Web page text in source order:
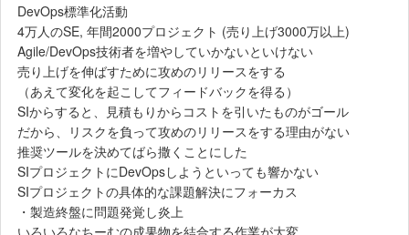
DevOps標準化活動
4万人のSE, 年間2000プロジェクト (売り上げ3000万以上)
Agile/DevOps技術者を増やしていかないといけない
売り上げを伸ばすために攻めのリリースをする
（あえて変化を起こしてフィードバックを得る）
SIからすると、見積もりからコストを引いたものがゴール
だから、リスクを負って攻めのリリースをする理由がない
推奨ツールを決めてばら撒くことにした
SIプロジェクトにDevOpsしようといっても響かない
SIプロジェクトの具体的な課題解決にフォーカス
・製造終盤に問題発覚し炎上
いろいろなちーむの成果物を結合する作業が大変